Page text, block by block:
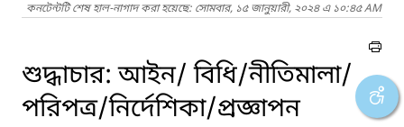
কনটেন্টটি শেষ হাল-নাগাদ করা হয়েছে: সোমবার, ১৫ জানুয়ারী, ২০২৪ এ ১০:৪৫ AM
শুদ্ধাচার: আইন/ বিধি/নীতিমালা/
পরিপত্র/নির্দেশিকা/প্রজ্ঞাপন